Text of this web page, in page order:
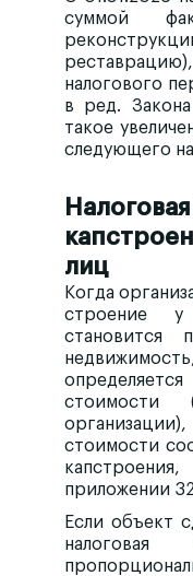
суммой
реставрацию)
налогового
в ред.
такое
следующего
лиц
Когда
строение
становится
стоимости
стоимости
приложении
Если объект
налоговая